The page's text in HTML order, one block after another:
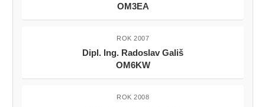
OM3EA
ROK 2007
Dipl. Ing. Radoslav Gališ
OM6KW
ROK 2008